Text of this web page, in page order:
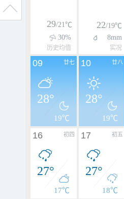
29/21℃
30%
历史均值
22/19℃
8mm
实况
廿七
09
28°
19℃
廿八
10
28°
19℃
初四
16
27°
17℃
初五
17
27°
18℃